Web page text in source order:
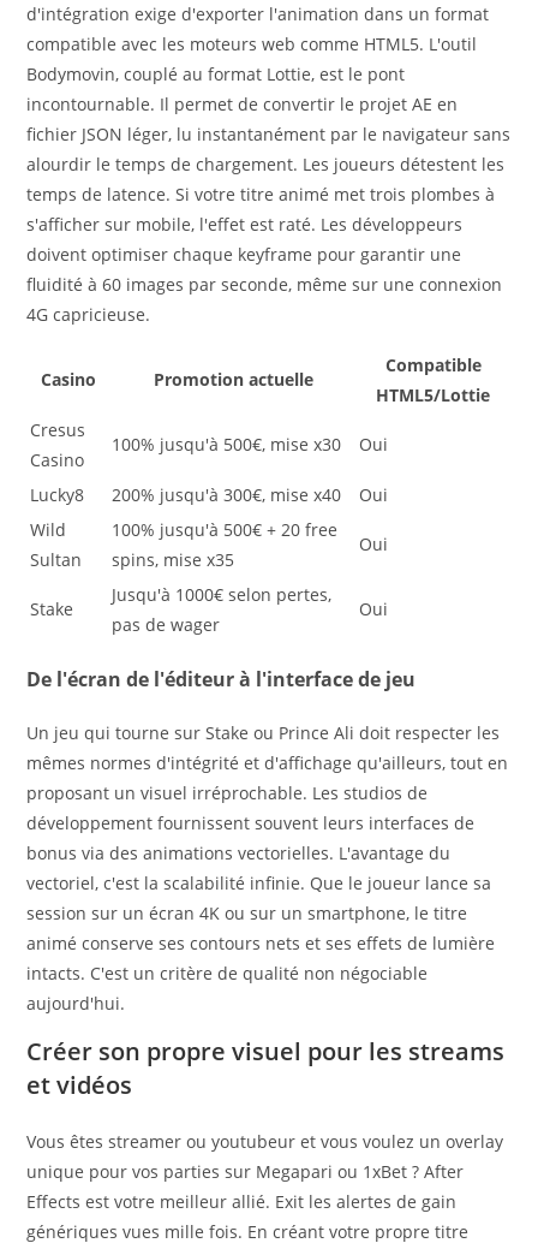
d'intégration exige d'exporter l'animation dans un format
compatible avec les moteurs web comme HTML5. L'outil
Bodymovin, couplé au format Lottie, est le pont
incontournable. Il permet de convertir le projet AE en
fichier JSON léger, lu instantanément par le navigateur sans
alourdir le temps de chargement. Les joueurs détestent les
temps de latence. Si votre titre animé met trois plombes à
s'afficher sur mobile, l'effet est raté. Les développeurs
doivent optimiser chaque keyframe pour garantir une
fluidité à 60 images par seconde, même sur une connexion
4G capricieuse.
Casino Promotion actuelle
Compatible
HTML5/Lottie
Cresus
Casino
100% jusqu'à 500€, mise x30 Oui
Lucky8 200% jusqu'à 300€, mise x40
Oui
Wild
Sultan
100% jusqu'à 500€ + 20 free
spins, mise x35
Oui
Stake
Jusqu'à 1000€ selon pertes,
pas de wager
Oui
De l'écran de l'éditeur à l'interface de jeu
Un jeu qui tourne sur Stake ou Prince Ali doit respecter les
mêmes normes d'intégrité et d'affichage qu'ailleurs, tout en
proposant un visuel irréprochable. Les studios de
développement fournissent souvent leurs interfaces de
bonus via des animations vectorielles. L'avantage du
vectoriel, c'est la scalabilité infinie. Que le joueur lance sa
session sur un écran 4K ou sur un smartphone, le titre
animé conserve ses contours nets et ses effets de lumière
intacts. C'est un critère de qualité non négociable
aujourd'hui.
Créer son propre visuel pour les streams
et vidéos
Vous êtes streamer ou youtubeur et vous voulez un overlay
unique pour vos parties sur Megapari ou 1xBet ? After
Effects est votre meilleur allié. Exit les alertes de gain
génériques vues mille fois. En créant votre propre titre